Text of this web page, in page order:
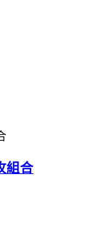
組合